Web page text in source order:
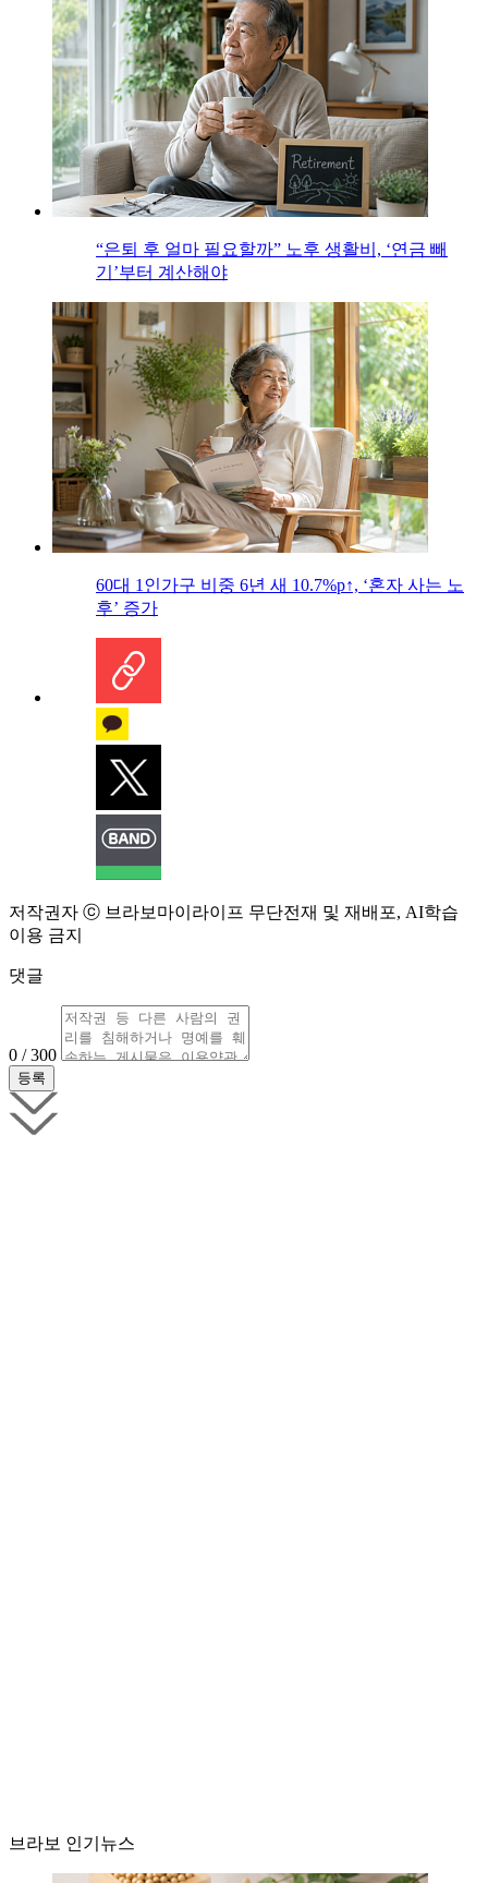
“은퇴 후 얼마 필요할까” 노후 생활비, ‘연금 빼
기’부터 계산해야
60대 1인가구 비중 6년 새 10.7%p↑, ‘혼자 사는 노
후’ 증가
저작권자 ⓒ 브라보마이라이프 무단전재 및 재배포, AI학습
이용 금지
댓글
0 / 300
브라보 인기뉴스